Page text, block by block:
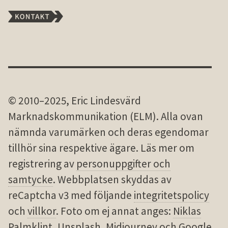
© 2010–2025, Eric Lindesvärd
Marknadskommunikation (ELM). Alla ovan
nämnda varu­märken och deras egen­domar
tillhör sina res­pek­tive ägare. Läs mer om
registrering av personuppgifter och
samtycke. Webbplatsen skyddas av
reCaptcha v3 med följande integritetspolicy
och villkor. Foto om ej annat anges: Niklas